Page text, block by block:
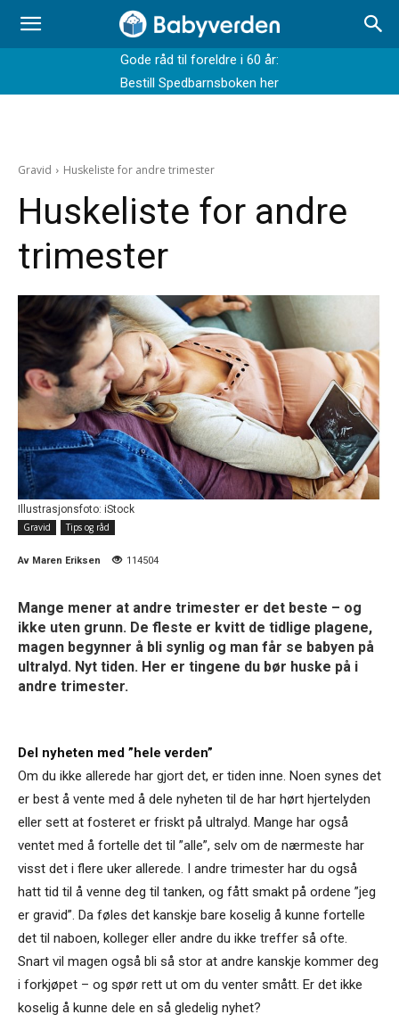
Gode råd til foreldre i 60 år:
Bestill Spedbarnsboken her
Gravid Huskeliste for andre trimester
Huskeliste for andre
trimester
Illustrasjonsfoto: iStock
Gravid
Tips og råd
Av Maren Eriksen 114504
Mange mener at andre trimester er det beste – og
ikke uten grunn. De fleste er kvitt de tidlige plagene,
magen begynner å bli synlig og man får se babyen på
ultralyd. Nyt tiden. Her er tingene du bør huske på i
andre trimester.
Del nyheten med ”hele verden”
Om du ikke allerede har gjort det, er tiden inne. Noen synes det
er best å vente med å dele nyheten til de har hørt hjertelyden
eller sett at fosteret er friskt på ultralyd. Mange har også
ventet med å fortelle det til ”alle”, selv om de nærmeste har
visst det i flere uker allerede. I andre trimester har du også
hatt tid til å venne deg til tanken, og fått smakt på ordene ”jeg
er gravid”. Da føles det kanskje bare koselig å kunne fortelle
det til naboen, kolleger eller andre du ikke treffer så ofte.
Snart vil magen også bli så stor at andre kanskje kommer deg
i forkjøpet – og spør rett ut om du venter smått. Er det ikke
koselig å kunne dele en så gledelig nyhet?